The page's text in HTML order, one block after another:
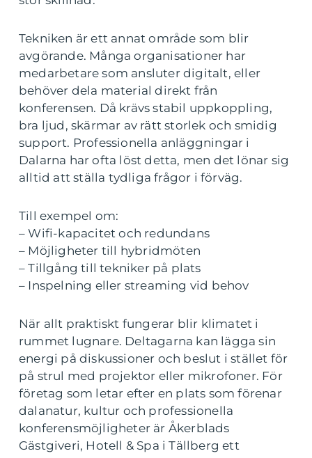
Tekniken är ett annat område som blir
avgörande. Många organisationer har
medarbetare som ansluter digitalt, eller
behöver dela material direkt från
konferensen. Då krävs stabil uppkoppling,
bra ljud, skärmar av rätt storlek och smidig
support. Professionella anläggningar i
Dalarna har ofta löst detta, men det lönar sig
alltid att ställa tydliga frågor i förväg.
Till exempel om:
– Wifi-kapacitet och redundans
– Möjligheter till hybridmöten
– Tillgång till tekniker på plats
– Inspelning eller streaming vid behov
När allt praktiskt fungerar blir klimatet i
rummet lugnare. Deltagarna kan lägga sin
energi på diskussioner och beslut i stället för
på strul med projektor eller mikrofoner. För
företag som letar efter en plats som förenar
dalanatur, kultur och professionella
konferensmöjligheter är Åkerblads
Gästgiveri, Hotell & Spa i Tällberg ett